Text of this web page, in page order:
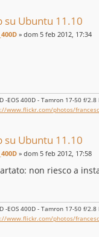
su Ubuntu 11.10
» dom 5 feb 2012, 17:34
-EOS 400D - Tamron 17-50 f/
www.flickr.com/photos/
su Ubuntu 11.10
» dom 5 feb 2012, 17:58
non riesco a
-EOS 400D - Tamron 17-50 f/
www.flickr.com/photos/